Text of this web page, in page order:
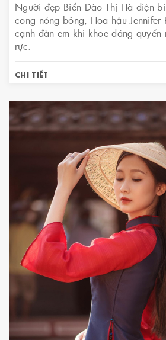
Người đẹp Biển Đào Thị Hà diện
cong nóng bỏng, Hoa hậu Jennifer
cạnh đàn em khi khoe dáng
rực.
CHI TIẾT